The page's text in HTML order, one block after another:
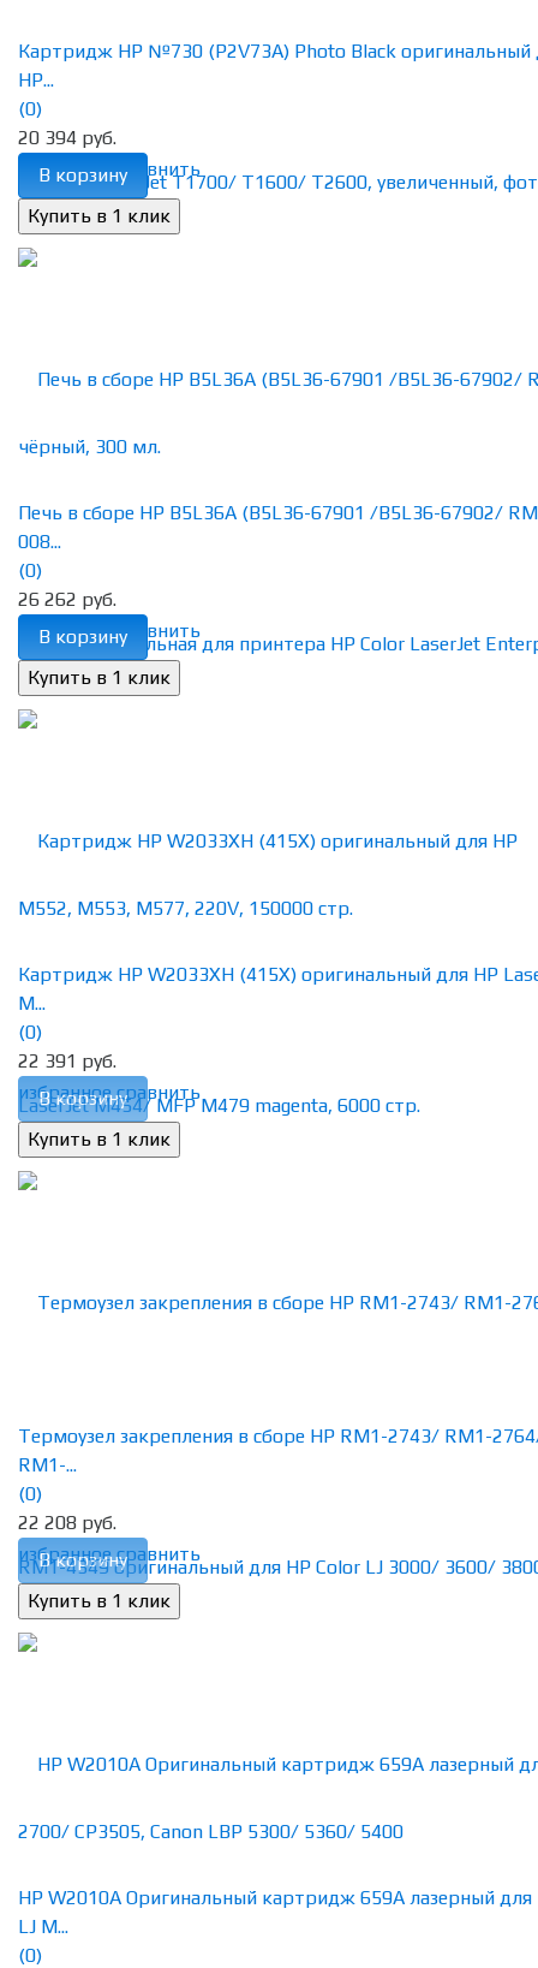
избранное сравнить
Картридж HP №730 (P2V73A) Photo Black оригинальный
HP...
(0)
20 394 руб.
В корзину
избранное сравнить
Печь в сборе HP B5L36A (B5L36-67901 /B5L36-67902/
008...
(0)
26 262 руб.
В корзину
избранное сравнить
Картридж HP W2033XH (415X) оригинальный для HP
M...
(0)
22 391 руб.
В корзину
избранное сравнить
Термоузел закрепления в сборе HP RM1-2743/ RM1-
RM1-...
(0)
22 208 руб.
В корзину
HP W2010A Оригинальный картридж 659A лазерный для
LJ M...
(0)